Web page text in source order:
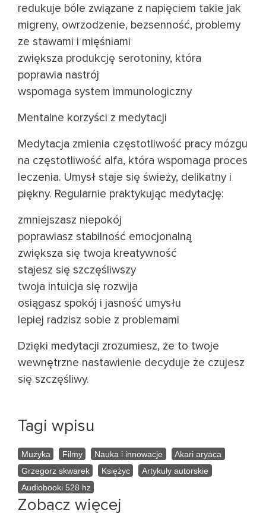
redukuje bóle związane z napięciem takie jak
migreny, owrzodzenie, bezsenność, problemy
ze stawami i mięśniami
zwiększa produkcję serotoniny, która
poprawia nastrój
wspomaga system immunologiczny
Mentalne korzyści z medytacji
Medytacja zmienia częstotliwość pracy mózgu
na częstotliwość alfa, która wspomaga proces
leczenia. Umysł staje się świeży, delikatny i
piękny. Regularnie praktykując medytację:
zmniejszasz niepokój
poprawiasz stabilność emocjonalną
zwiększa się twoja kreatywność
stajesz się szczęśliwszy
twoja intuicja się rozwija
osiągasz spokój i jasność umysłu
lepiej radzisz sobie z problemami
Dzięki medytacji zrozumiesz, że to twoje
wewnętrzne nastawienie decyduje że czujesz
się szczęśliwy.
Tagi wpisu
Muzyka Filmy Nauka i innowacje
Akari aryaca
Grzegorz skwarek
Księżyc
Artykuły autorskie
Audiobooki 528 hz
Zobacz więcej